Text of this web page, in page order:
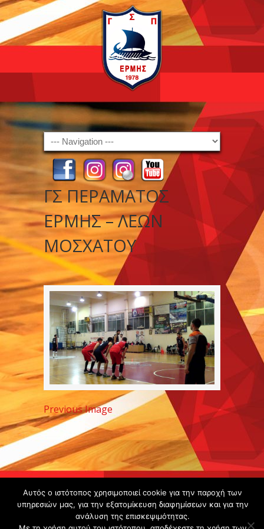
Navigation
ΓΣ ΠΕΡΑΜΑΤΟΣ
ΕΡΜΗΣ – ΛΕΩΝ
ΜΟΣΧΑΤΟΥ
Previous Image
Copyright ©
2020 -
Gsperamatosermis.gr
Αυτός ο ιστότοπος χρησιμοποιεί cookie για την παροχή των
υπηρεσιών μας, για την εξατομίκευση διαφημίσεων και για την
ανάλυση της επισκεψιμότητας.